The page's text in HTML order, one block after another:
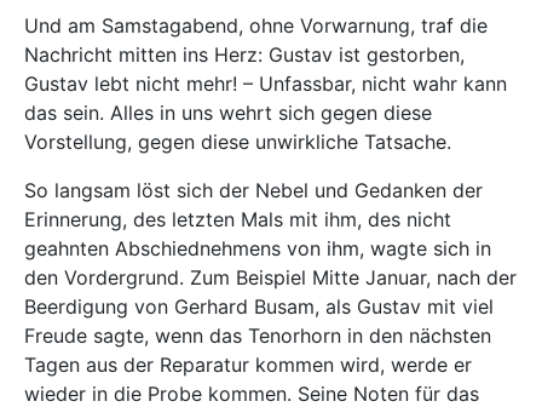
Und am Samstagabend, ohne Vorwarnung, traf die
Nachricht mitten ins Herz: Gustav ist gestorben,
Gustav lebt nicht mehr! – Unfassbar, nicht wahr kann
das sein. Alles in uns wehrt sich gegen diese
Vorstellung, gegen diese unwirkliche Tatsache.
So langsam löst sich der Nebel und Gedanken der
Erinnerung, des letzten Mals mit ihm, des nicht
geahnten Abschiednehmens von ihm, wagte sich in
den Vordergrund. Zum Beispiel Mitte Januar, nach der
Beerdigung von Gerhard Busam, als Gustav mit viel
Freude sagte, wenn das Tenorhorn in den nächsten
Tagen aus der Reparatur kommen wird, werde er
wieder in die Probe kommen. Seine Noten für das